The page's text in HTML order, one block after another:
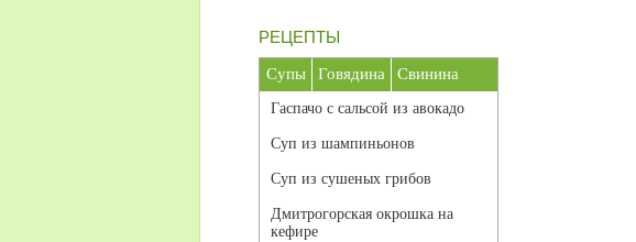
РЕЦЕПТЫ
Супы Говядина Свинина
Гаспачо с сальсой из авокадо
Суп из шампиньонов
Суп из сушеных грибов
Дмитрогорская окрошка на
кефире